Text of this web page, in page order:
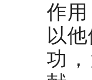
作
以
功